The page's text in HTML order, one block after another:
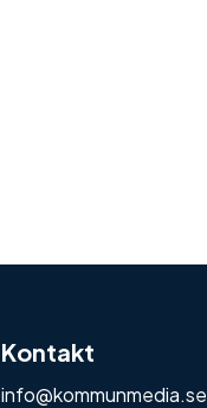
Kontakt
info@kommunmedia.se